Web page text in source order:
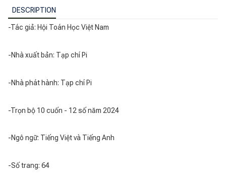
DESCRIPTION
-Tác giả: Hội Toán Học Việt Nam
-Nhà xuất bản: Tạp chí Pi
-Nhà phát hành: Tạp chí Pi
-Trọn bộ 10 cuốn - 12 số năm 2024
-Ngô ngữ: Tiếng Việt và Tiếng Anh
-Số trang: 64